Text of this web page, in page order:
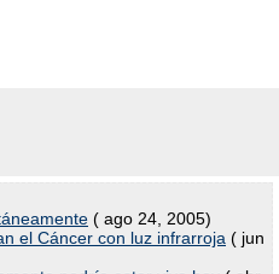
( ago 24, 2005)
el Cáncer con luz infrarroja ( jun